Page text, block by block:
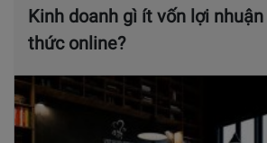
Kinh doanh gì ít vốn lợi
thức online?